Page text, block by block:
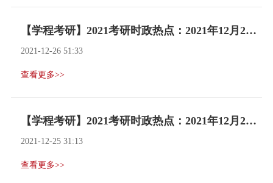
【学程考研】2021考研时政热点：2021年12月24日
2021-12-26 51:33
查看更多>>
【学程考研】2021考研时政热点：2021年12月23日
2021-12-25 31:13
查看更多>>